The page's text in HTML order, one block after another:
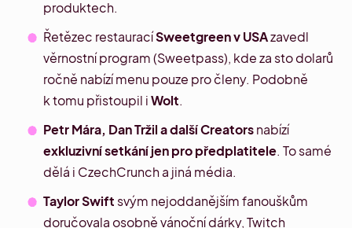
produktech.
Řetězec restauracíSweetgreen v USAzavedl
věrnostní program (Sweetpass), kde za sto dolarů
ročně nabízí menu pouze pro členy. Podobně
k tomu přistoupil iWolt.
Petr Mára, Dan Tržil a další Creatorsnabízí
exkluzivní setkání jen pro předplatitele. To samé
dělá i CzechCrunch a jiná média.
Taylor Swiftsvým nejoddanějším fanouškům
doručovala osobně vánoční dárky, Twitch